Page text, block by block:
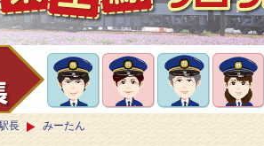
長 みーたん